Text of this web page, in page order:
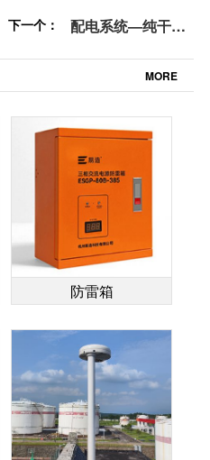
下一个：
配电系统—纯干活!
MORE
防雷箱